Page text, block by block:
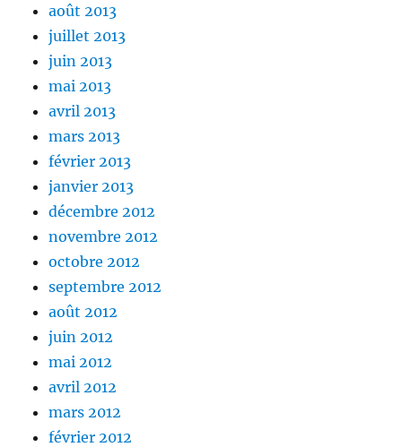
août 2013
juillet 2013
juin 2013
mai 2013
avril 2013
mars 2013
février 2013
janvier 2013
décembre 2012
novembre 2012
octobre 2012
septembre 2012
août 2012
juin 2012
mai 2012
avril 2012
mars 2012
février 2012